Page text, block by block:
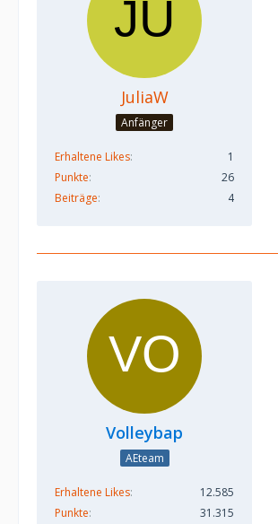
JuliaW
Anfänger
Erhaltene Likes
1
Punkte
26
Beiträge
4
Volleybap
AEteam
Erhaltene Likes
12.585
Punkte
31.315